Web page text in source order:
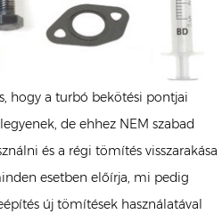
hogy a turbó bekötési pontjai
de ehhez NEM szabad
és a régi tömítés visszarakása
esetben előírja, mi pedig
új tömítések használatával